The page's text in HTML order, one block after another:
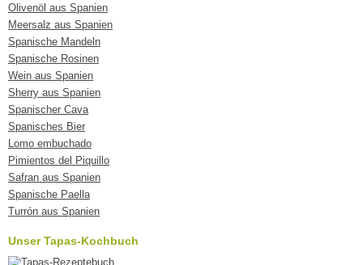
Olivenöl aus Spanien
Meersalz aus Spanien
Spanische Mandeln
Spanische Rosinen
Wein aus Spanien
Sherry aus Spanien
Spanischer Cava
Spanisches Bier
Lomo embuchado
Pimientos del Piquillo
Safran aus Spanien
Spanische Paella
Turrón aus Spanien
Unser Tapas-Kochbuch